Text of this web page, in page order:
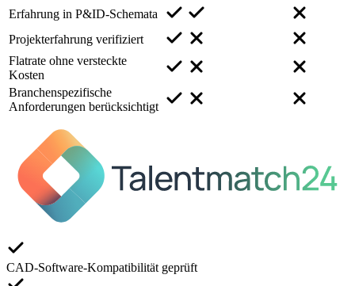
Erfahrung in P&ID-Schemata
Projekterfahrung verifiziert
Flatrate ohne versteckte
Kosten
Branchenspezifische
Anforderungen berücksichtigt
CAD-Software-Kompatibilität geprüft